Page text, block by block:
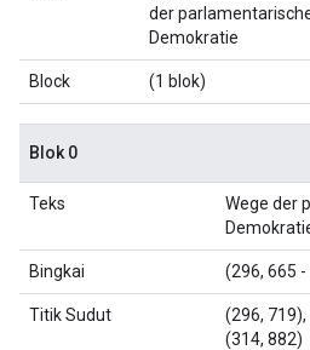
der
Demokratie
Block (1 blok)
Blok 0
Teks
Wege der
Bingkai (296, 665
Titik Sudut
(296, 719),
(314, 882)